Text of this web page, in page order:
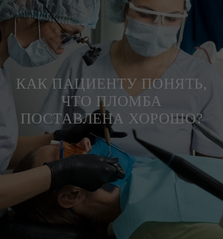
КАК ПАЦИЕНТУ ПОНЯТЬ,
ЧТО ПЛОМБА
ПОСТАВЛЕНА ХОРОШО?